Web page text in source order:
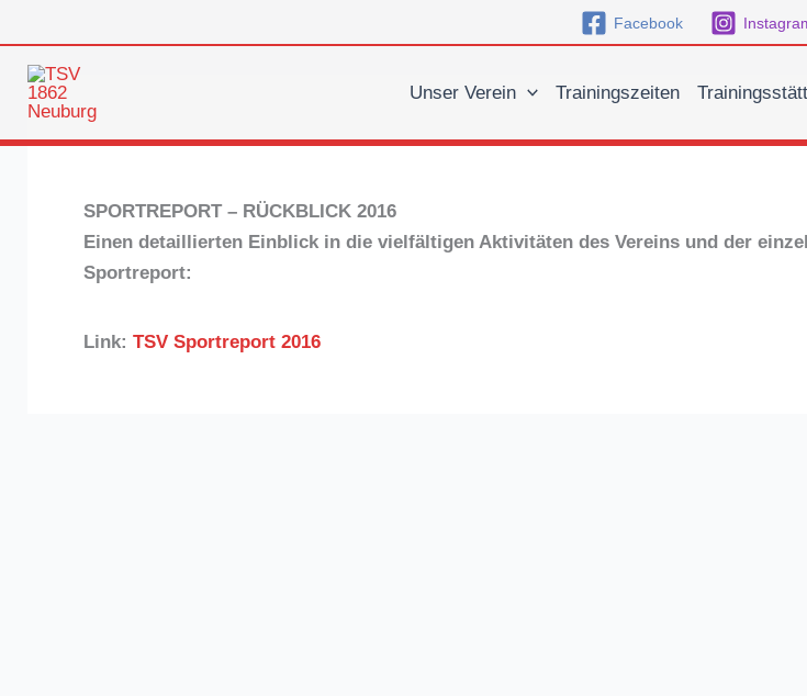
Inhalt
springen
Facebook
Unser Verein Trainingszeiten
SPORTREPORT – RÜCKBLICK 2016
Einen detaillierten Einblick in die vielfältigen Aktivitäten des Vereins und der
Sportreport:
Link: TSV Sportreport 2016